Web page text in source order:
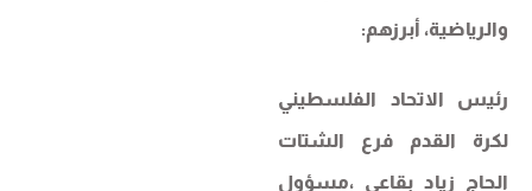
والرياضية، أبرزهم:
رئيس الاتحاد الفلسطيني
لكرة القدم فرع الشتات
الحاج زياد بقاعي ،مسؤول